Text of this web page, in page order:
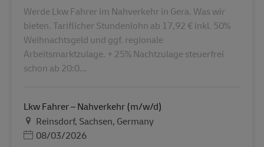
Werde Lkw Fahrer im Nahverkehr in Gera. Was wir
bieten. Tariflicher Stundenlohn ab 17,92 € inkl. 50%
Weihnachtsgeld und ggf. regionale
Arbeitsmarktzulage. + 25% Nachtzulage steuerfrei
schon ab 20:0...
Lkw Fahrer – Nahverkehr (m/w/d)
Ubicación
Reinsdorf, Sachsen, Germany
Posted Date
08/03/2026